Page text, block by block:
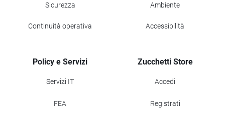
Sicurezza
Continuità operativa
Ambiente
Accessibilità
Policy e Servizi
Servizi IT
FEA
Zucchetti Store
Accedi
Registrati